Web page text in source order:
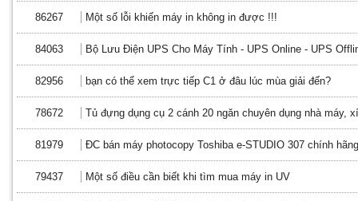
86267 Một số lỗi khiến máy in không in được !!!
84063 Bộ Lưu Điện UPS Cho Máy Tính - UPS Online - UPS
82956 bạn có thể xem trực tiếp C1 ở đâu lúc mùa giải đến?
78672 Tủ đựng dụng cụ 2 cánh 20 ngăn chuyên dụng nhà máy,
81979 ĐC bán máy photocopy Toshiba e-STUDIO 307 chính hãng
79437 Một số điều cần biết khi tìm mua máy in UV